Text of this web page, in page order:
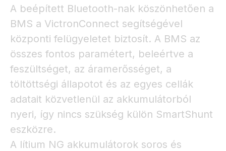
A beépített Bluetooth-nak köszönhetően a
BMS a VictronConnect segítségével
központi felügyeletet biztosít. A BMS az
összes fontos paramétert, beleértve a
feszültséget, az áramerősséget, a
töltöttségi állapotot és az egyes cellák
adatait közvetlenül az akkumulátorból
nyeri, így nincs szükség külön SmartShunt
eszközre.
A lítium NG akkumulátorok soros és